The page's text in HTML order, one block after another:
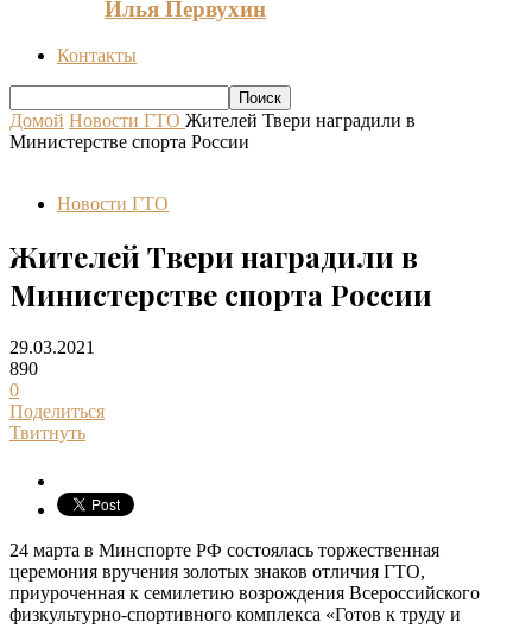
Илья Первухин
Контакты
Домой Новости ГТО Жителей Твери наградили в
Министерстве спорта России
Новости ГТО
Жителей Твери наградили в
Министерстве спорта России
29.03.2021
890
0
Поделиться
Твитнуть
24 марта в Минспорте РФ состоялась торжественная
церемония вручения золотых знаков отличия ГТО,
приуроченная к семилетию возрождения Всероссийского
физкультурно-спортивного комплекса «Готов к труду и